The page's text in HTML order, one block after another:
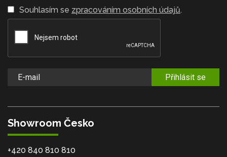
Souhlasím se zpracováním osobních údajů.
Přihlásit se
Showroom Česko
+420 840 810 810